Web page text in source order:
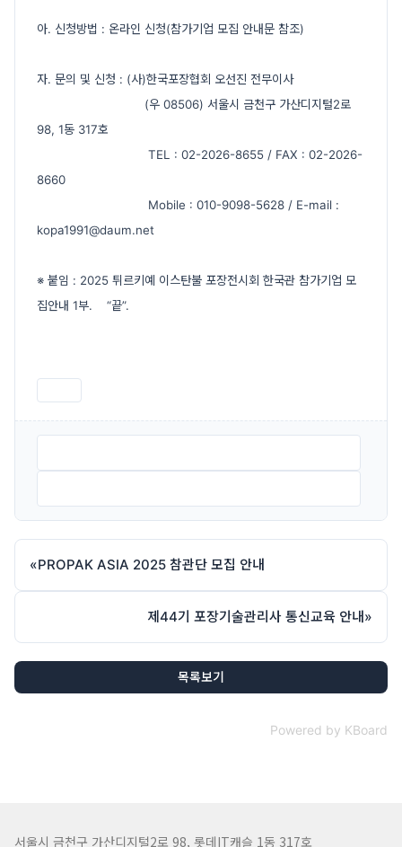
아. 신청방법 : 온라인 신청(참가기업 모집 안내문 참조)
자. 문의 및 신청 : (사)한국포장협회 오선진 전무이사
(우 08506) 서울시 금천구 가산디지털2로
98, 1동 317호
TEL : 02-2026-8655 / FAX : 02-2026-
8660
Mobile : 010-9098-5628 / E-mail :
kopa1991@daum.net
※ 붙임 : 2025 튀르키예 이스탄불 포장전시회 한국관 참가기업 모
집안내 1부. “끝”.
«PROPAK ASIA 2025 참관단 모집 안내
제44기 포장기술관리사 통신교육 안내»
목록보기
Powered by KBoard
서울시 금천구 가산디지털2로 98, 롯데IT캐슬 1동 317호